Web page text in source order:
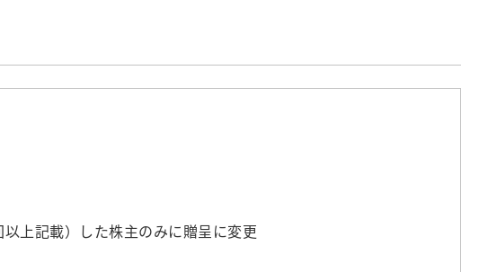
上記載）した株主のみに贈呈に変更